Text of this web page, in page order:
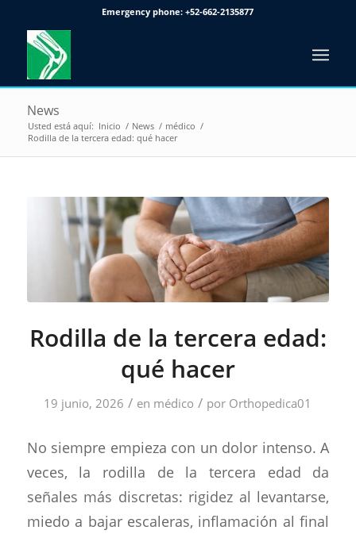
Emergency phone:+52-662-2135877
News
Usted está aquí: Inicio / News / médico /
Rodilla de la tercera edad: qué hacer
Rodilla de la tercera edad:
qué hacer
19 junio, 2026 / en médico / por Orthopedica01
No siempre empieza con un dolor intenso. A
veces, la rodilla de la tercera edad da
señales más discretas: rigidez al levantarse,
miedo a bajar escaleras, inflamación al final